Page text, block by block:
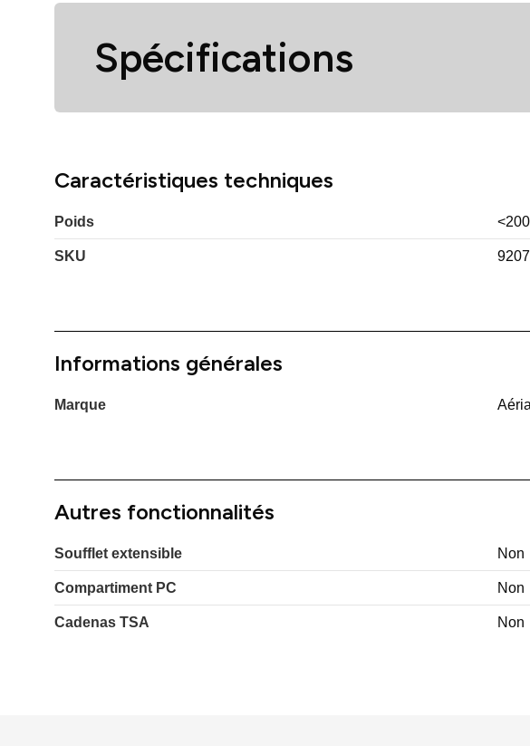
Spécifications
Caractéristiques techniques
Poids
SKU 9207
Informations générales
Marque Aérial
Autres fonctionnalités
Soufflet extensible Non
Compartiment PC Non
Cadenas TSA Non